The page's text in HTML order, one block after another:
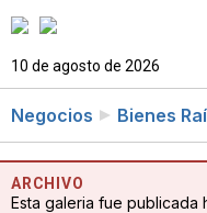
10 de agosto de 2026
Negocios Bienes
ARCHIVO
Esta galeria fue publicada